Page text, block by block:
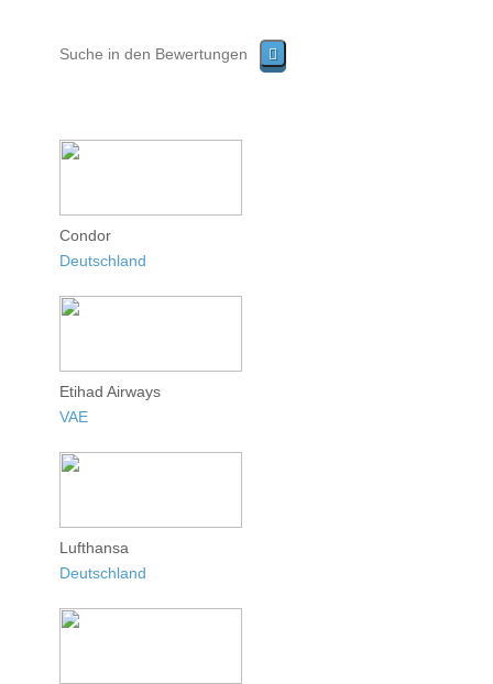
Condor
Deutschland
Etihad Airways
VAE
Lufthansa
Deutschland